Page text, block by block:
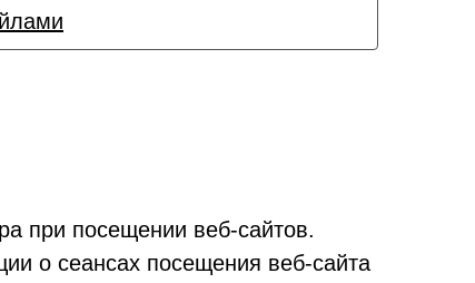
при посещении веб-сайтов.
о сеансах посещения веб-сайта